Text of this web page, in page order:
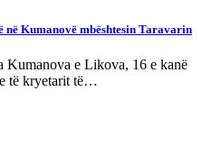
në Kumanovë mbështesin Taravarin
Kumanova e Likova, 16 e kanë
të kryetarit të…